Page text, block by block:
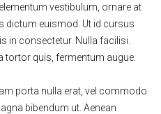
vestibulum, ornare at
dictum euismod. Ut id cursus
in consectetur. Nulla facilisi.
tortor quis, fermentum augue.
porta nulla erat, vel commodo
bibendum ut. Aenean